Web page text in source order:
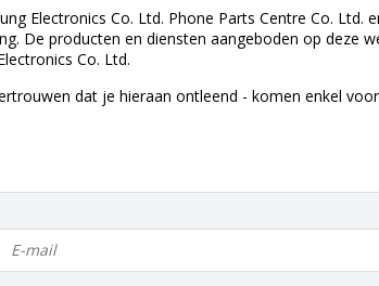
Electronics Co. Ltd. Phone Parts Centre Co. Ltd.
De producten en diensten aangeboden op deze
Co. Ltd.
dat je hieraan ontleend - komen enkel